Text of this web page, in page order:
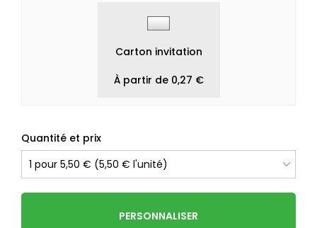
Carton invitation
À partir de 0,27 €
Quantité et prix
PERSONNALISER